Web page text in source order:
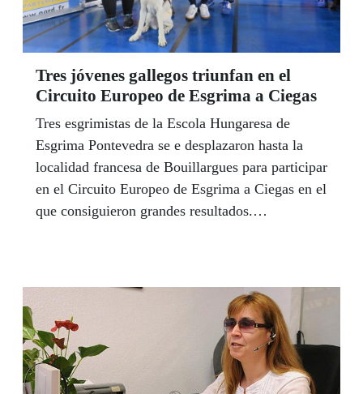
Tres jóvenes gallegos triunfan en el
Circuito Europeo de Esgrima a Ciegas
Tres esgrimistas de la Escola Hungaresa de
Esgrima Pontevedra se e desplazaron hasta la
localidad francesa de Bouillargues para participar
en el Circuito Europeo de Esgrima a Ciegas en el
que consiguieron grandes resultados.
de Cangas; la viguesa Corina Alfonso Mañac y
la ourensana Lucía González Luengo,
inseparable de su perro guía.